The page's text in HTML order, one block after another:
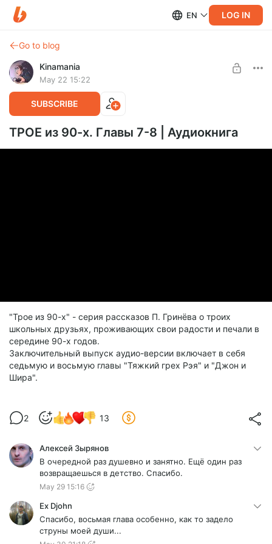
EN LOG IN
Go to blog
Kinamania
May 22 15:22
SUBSCRIBE
ТРОЕ из 90-х. Главы 7-8 | Аудиокнига
"Трое из 90-х" - серия рассказов П. Гринёва о троих
школьных друзьях, проживающих свои радости и печали в
середине 90-х годов.
Заключительный выпуск аудио-версии включает в себя
седьмую и восьмую главы "Тяжкий грех Рэя" и "Джон и
Шира".
2 13
Алексей Зырянов
В очередной раз душевно и занятно. Ещё один раз
возвращаешься в детство. Спасибо.
May 29 15:16
Ex Djohn
Спасибо, восьмая глава особенно, как то задело
струны моей души...